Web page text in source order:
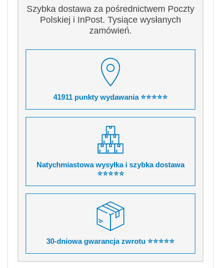
Szybka dostawa za pośrednictwem Poczty
Polskiej i InPost. Tysiące wysłanych
zamówień.
41911 punkty wydawania ⭐⭐⭐⭐⭐
Natychmiastowa wysyłka i szybka dostawa
⭐⭐⭐⭐⭐
30-dniowa gwarancja zwrotu ⭐⭐⭐⭐⭐